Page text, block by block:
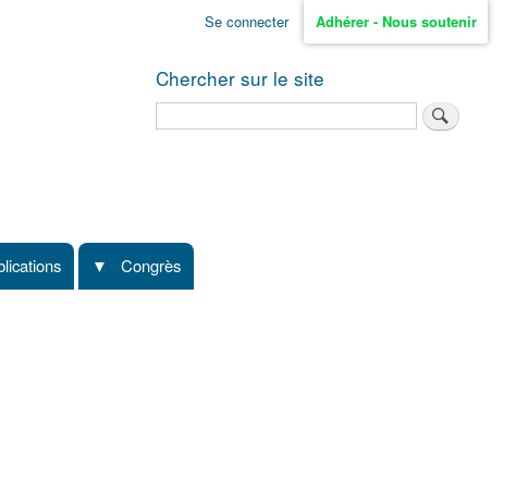
Se connecter Adhérer - Nous soutenir
Chercher sur le site
Congrès